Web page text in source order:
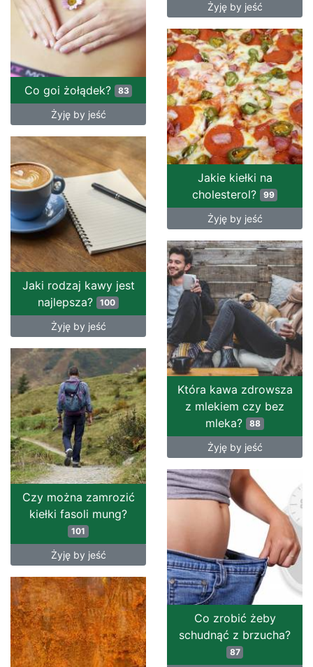
Żyję by jeść
Co goi żołądek? 83
Żyję by jeść
Jakie kiełki na
cholesterol?
99
Żyję by jeść
Jaki rodzaj kawy jest
najlepsza? 100
Żyję by jeść
Która kawa zdrowsza
z mlekiem czy bez
mleka? 88
Żyję by jeść
Czy można zamrozić
kiełki fasoli mung?
101
Żyję by jeść
Co zrobić żeby
schudnąć z brzucha?
87